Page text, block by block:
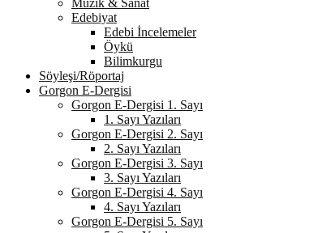
Müzik & Sanat
Edebiyat
Edebi İncelemeler
Öykü
Bilimkurgu
Söyleşi/Röportaj
Gorgon E-Dergisi
Gorgon E-Dergisi 1. Sayı
1. Sayı Yazıları
Gorgon E-Dergisi 2. Sayı
2. Sayı Yazıları
Gorgon E-Dergisi 3. Sayı
3. Sayı Yazıları
Gorgon E-Dergisi 4. Sayı
4. Sayı Yazıları
Gorgon E-Dergisi 5. Sayı